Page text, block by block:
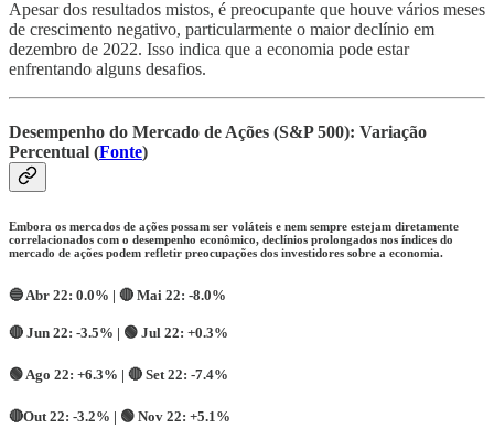
Apesar dos resultados mistos, é preocupante que houve vários meses
de crescimento negativo, particularmente o maior declínio em
dezembro de 2022. Isso indica que a economia pode estar
enfrentando alguns desafios.
Desempenho do Mercado de Ações (S&P 500): Variação
Percentual (Fonte)
Embora os mercados de ações possam ser voláteis e nem sempre estejam diretamente
correlacionados com o desempenho econômico, declínios prolongados nos índices do
mercado de ações podem refletir preocupações dos investidores sobre a economia.
🔵 Abr 22: 0.0% | 🔴 Mai 22: -8.0%
🔴 Jun 22: -3.5% | 🟢 Jul 22: +0.3%
🟢 Ago 22: +6.3% | 🔴 Set 22: -7.4%
🔴Out 22: -3.2% | 🟢 Nov 22: +5.1%